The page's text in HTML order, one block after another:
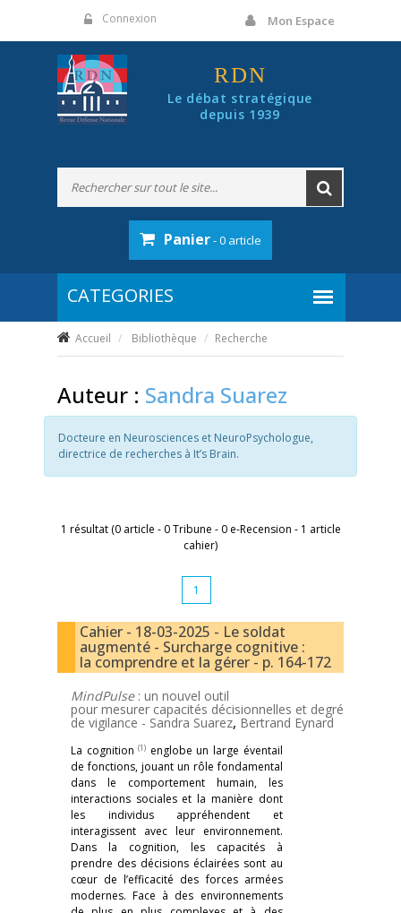
Connexion Mon Espace
RDN
Le débat stratégique
depuis 1939
Panier- 0 article
Accueil Bibliothèque Recherche
Auteur : Sandra Suarez
Docteure en Neurosciences et NeuroPsychologue,
directrice de recherches à It’s Brain.
1 résultat (0 article - 0 Tribune - 0 e-Recension - 1 article
cahier)
1
Cahier - 18-03-2025 - Le soldat
augmenté - Surcharge cognitive :
la comprendre et la gérer - p. 164-172
MindPulse: un nouvel outil
pour mesurer capacités décisionnelles et degré
de vigilance - Sandra Suarez, Bertrand Eynard
La cognition(1) englobe un large éventail
de fonctions, jouant un rôle fondamental
dans le comportement humain, les
interactions sociales et la manière dont
les individus appréhendent et
interagissent avec leur environnement.
Dans la cognition, les capacités à
prendre des décisions éclairées sont au
cœur de l’efficacité des forces armées
modernes. Face à des environnements